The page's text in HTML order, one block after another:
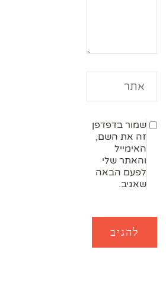
שמור בדפדפן
זה את השם,
האימייל
והאתר שלי
לפעם הבאה
שאגיב.